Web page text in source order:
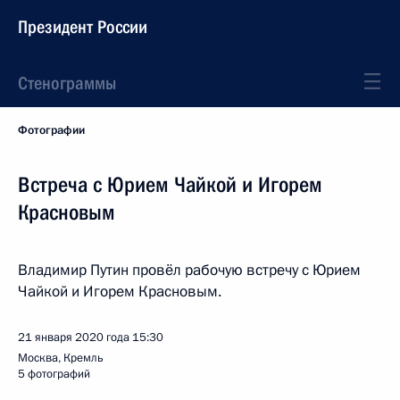
Президент России
Стенограммы
Фотографии
Встреча с Юрием Чайкой и Игорем
Красновым
Владимир Путин провёл рабочую встречу с Юрием
Чайкой и Игорем Красновым.
21 января 2020 года 15:30
Москва, Кремль
5 фотографий